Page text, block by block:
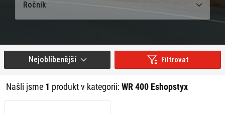
Ročník
Filtrovat
Našli jsme 1 produkt v kategorii:WR 400 Eshopstyx
Nejoblíbenější